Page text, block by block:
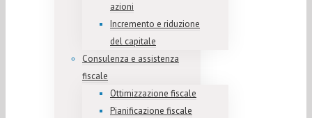
azioni
Incremento e riduzione
del capitale
Consulenza e assistenza
fiscale
Ottimizzazione fiscale
Pianificazione fiscale